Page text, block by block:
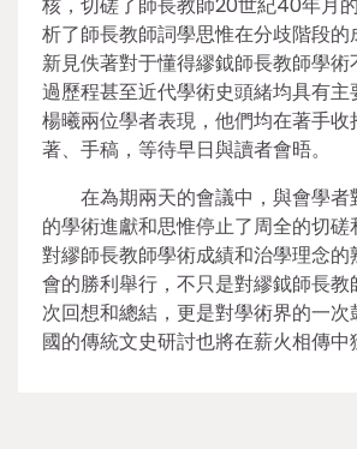
析了師長教師詞學思惟在分歧階段
新見佚著對于懂得繆鉞師長教師學術
過歷程甚至近代學術史頭緒均具有主
楊曦兩位學者表現，他們均在著手收
著、手稿，等待早日與讀者會晤。
在為期兩天的會議中，與會學者
的學術進獻和思惟停止了周全的切磋
對繆師長教師學術成績和治學理念
會的勝利舉行，不只是對繆鉞師長教
次回想和總結，更是對學術界的一次
國的傳統文史研討也將在薪火相傳中